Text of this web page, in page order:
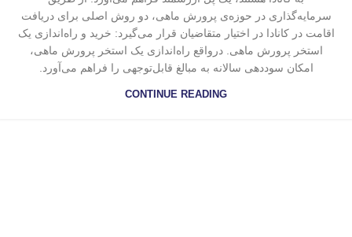
سرمایه‌گذاری در حوزه‌ی پرورش ماهی، دو روش اصلی برای دریافت
اقامت در کانادا در اختیار متقاضیان قرار می‌گیرد: خرید و راه‌اندازی یک
استخر پرورش ماهی. درواقع راه‌اندازی یک استخر پرورش ماهی،
امکان سوددهی سالانه به مبالغ قابل‌توجهی را فراهم می‌آورد.
CONTINUE READING